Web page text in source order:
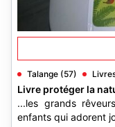
Talange (57)
Livre protéger la
...les grands
enfants qui adorent